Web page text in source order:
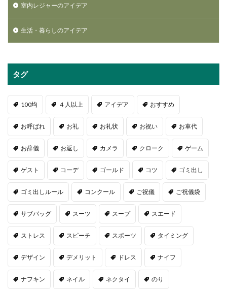
室内レジャーのアイデア
生活・暮らしのアイデア
タグ
100均 ４人以上 アイデア おすすめ
お呼ばれ お礼 お礼状 お祝い お車代
お辞儀 お返し カメラ クローク ゲーム
ゲスト コーデ ゴールド コツ ゴミ出し
ゴミ出しルール コンクール ご祝儀 ご祝儀袋
サブバッグ スーツ スープ スエード
ストレス スピーチ スポーツ タイミング
デザイン デメリット ドレス ナイフ
ナフキン ネイル ネクタイ のり